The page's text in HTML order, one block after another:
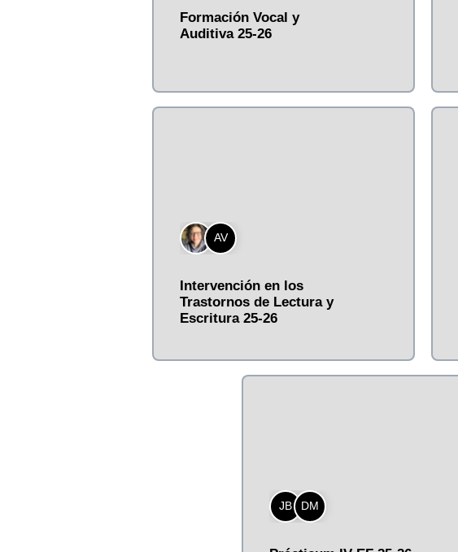
Formación Vocal y
Auditiva 25-26
Intervención en los
Trastornos de Lectura y
Escritura 25-26
AV
JB DM